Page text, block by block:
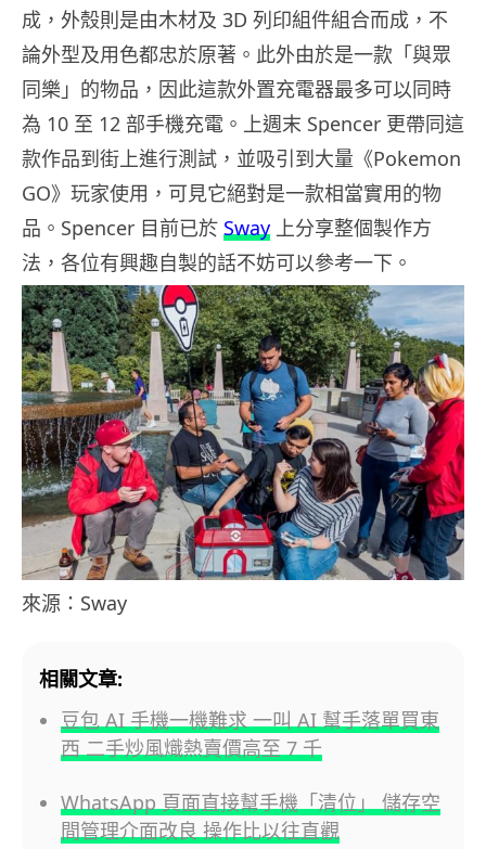
成，外殼則是由木材及 3D 列印組件組合而成，不
論外型及用色都忠於原著。此外由於是一款「與眾
同樂」的物品，因此這款外置充電器最多可以同時
為 10 至 12 部手機充電。上週末 Spencer 更帶同這
款作品到街上進行測試，並吸引到大量《Pokemon
GO》玩家使用，可見它絕對是一款相當實用的物
品。Spencer 目前已於 Sway 上分享整個製作方
法，各位有興趣自製的話不妨可以參考一下。
來源：Sway
相關文章:
豆包 AI 手機一機難求 一叫 AI 幫手落單買東
西 二手炒風熾熱賣價高至 7 千
WhatsApp 頁面直接幫手機「清位」 儲存空
間管理介面改良 操作比以往直觀